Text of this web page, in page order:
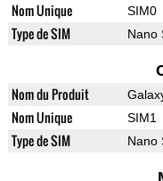
Nom Unique SIM0
Type de SIM Nano
Nom du Produit
Nom Unique SIM1
Type de SIM Nano